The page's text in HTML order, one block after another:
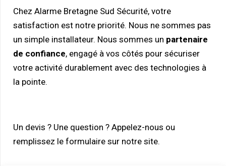
Chez Alarme Bretagne Sud Sécurité, votre
satisfaction est notre priorité. Nous ne sommes pas
un simple installateur. Nous sommes un partenaire
de confiance, engagé à vos côtés pour sécuriser
votre activité durablement avec des technologies à
la pointe.
Un devis ? Une question ? Appelez-nous ou
remplissez le formulaire sur notre site.